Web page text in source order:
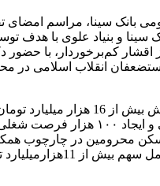
بانک سینا، مراسم امضای
سینا و بنیاد علوی با هدف
اقشار کم‌برخوردار، با حضور
انقلاب اسلامی در
این تفاهم‌نامه‌ به ارزش بیش از 16
تسهیلات اشتغال‌زایی و ایجاد ۱۰۰
محرومین در چارچوب
به امضا رسید که شامل سهم